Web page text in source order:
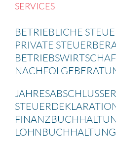
SERVICES
BETRIEB­LICHE
PRIVATE
LOHNBUCH­HAL­TUNG